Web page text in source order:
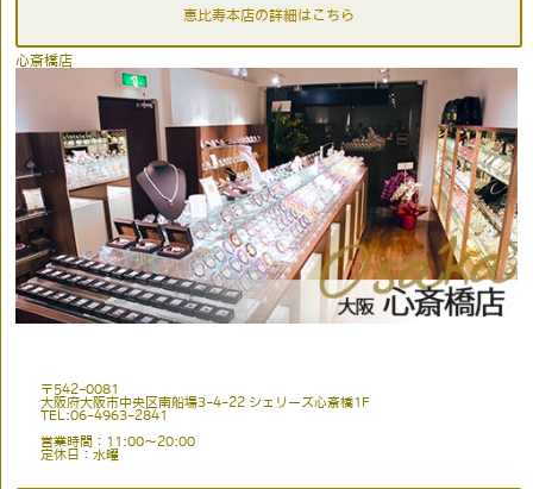
恵比寿本店の詳細はこちら
心斎橋店
〒542-0081
大阪府大阪市中央区南船場3-4-22 シェリーズ心斎橋1F
TEL:06-4963-2841
営業時間：11:00〜20:00
定休日：水曜